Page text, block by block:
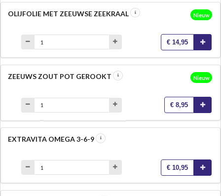
OLIJFOLIE MET ZEEUWSE ZEEKRAAL Nieuw
€ 14,95
ZEEUWS ZOUT POT GEROOKT Nieuw
€ 8,95
EXTRAVITA OMEGA 3-6-9
€ 10,95